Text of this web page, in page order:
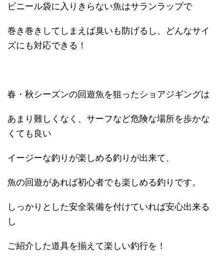
ビニール袋に入りきらない魚はサランラップで
巻き巻きしてしまえば臭いも防げるし、どんなサイ
ズにも対応できる！
春・秋シーズンの回遊魚を狙ったショアジギングは
あまり難しくなく、サーフなど危険な場所を歩かな
くても良い
イージーな釣りが楽しめる釣りが出来て、
魚の回遊があれば初心者でも楽しめる釣りです。
しっかりとした安全装備を付けていれば安心出来る
し
ご紹介した道具を揃えて楽しい釣行を！